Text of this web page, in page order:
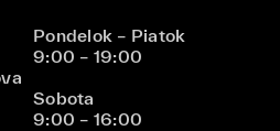
Pondelok – Piatok
9:00 – 19:00
Sobota
9:00 – 16:00